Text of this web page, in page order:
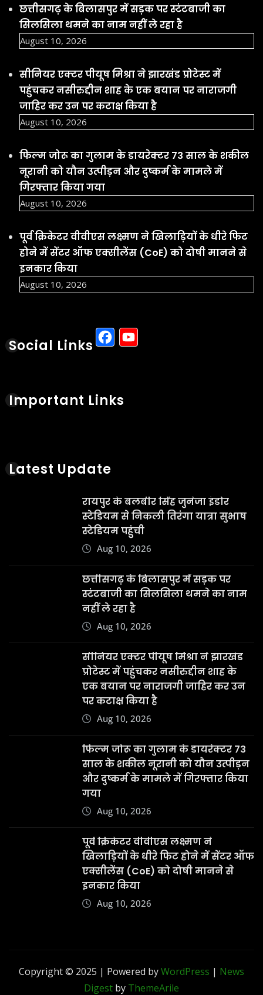
छत्तीसगढ़ के बिलासपुर में सड़क पर स्टंटबाजी का
सिलसिला थमने का नाम नहीं ले रहा है
August 10, 2026
सीनियर एक्टर पीयूष मिश्रा ने झारखंड प्रोटेस्ट में
पहुंचकर नसीरुद्दीन शाह के एक बयान पर नाराजगी
जाहिर कर उन पर कटाक्ष किया है
August 10, 2026
फिल्म जोरू का गुलाम के डायरेक्टर 73 साल के शकील
नूरानी को यौन उत्पीड़न और दुष्कर्म के मामले में
गिरफ्तार किया गया
August 10, 2026
पूर्व क्रिकेटर वीवीएस लक्ष्मण ने खिलाड़ियों के धीरे फिट
होने में सेंटर ऑफ एक्सीलेंस (CoE) को दोषी मानने से
इनकार किया
August 10, 2026
Social Links Facebook
Important Links
Latest Update
रायपुर के बलबीर सिंह जुनेजा इंडोर
स्टेडियम से निकली तिरंगा यात्रा सुभाष
स्टेडियम पहुंची
Aug 10, 2026
छत्तीसगढ़ के बिलासपुर में सड़क पर
स्टंटबाजी का सिलसिला थमने का नाम
नहीं ले रहा है
Aug 10, 2026
सीनियर एक्टर पीयूष मिश्रा ने झारखंड
प्रोटेस्ट में पहुंचकर नसीरुद्दीन शाह के
एक बयान पर नाराजगी जाहिर कर उन
पर कटाक्ष किया है
Aug 10, 2026
फिल्म जोरू का गुलाम के डायरेक्टर 73
साल के शकील नूरानी को यौन उत्पीड़न
और दुष्कर्म के मामले में गिरफ्तार किया
गया
Aug 10, 2026
पूर्व क्रिकेटर वीवीएस लक्ष्मण ने
खिलाड़ियों के धीरे फिट होने में सेंटर ऑफ
एक्सीलेंस (CoE) को दोषी मानने से
इनकार किया
Aug 10, 2026
Copyright © 2025 | Powered byWordPress | News
Digest by ThemeArile